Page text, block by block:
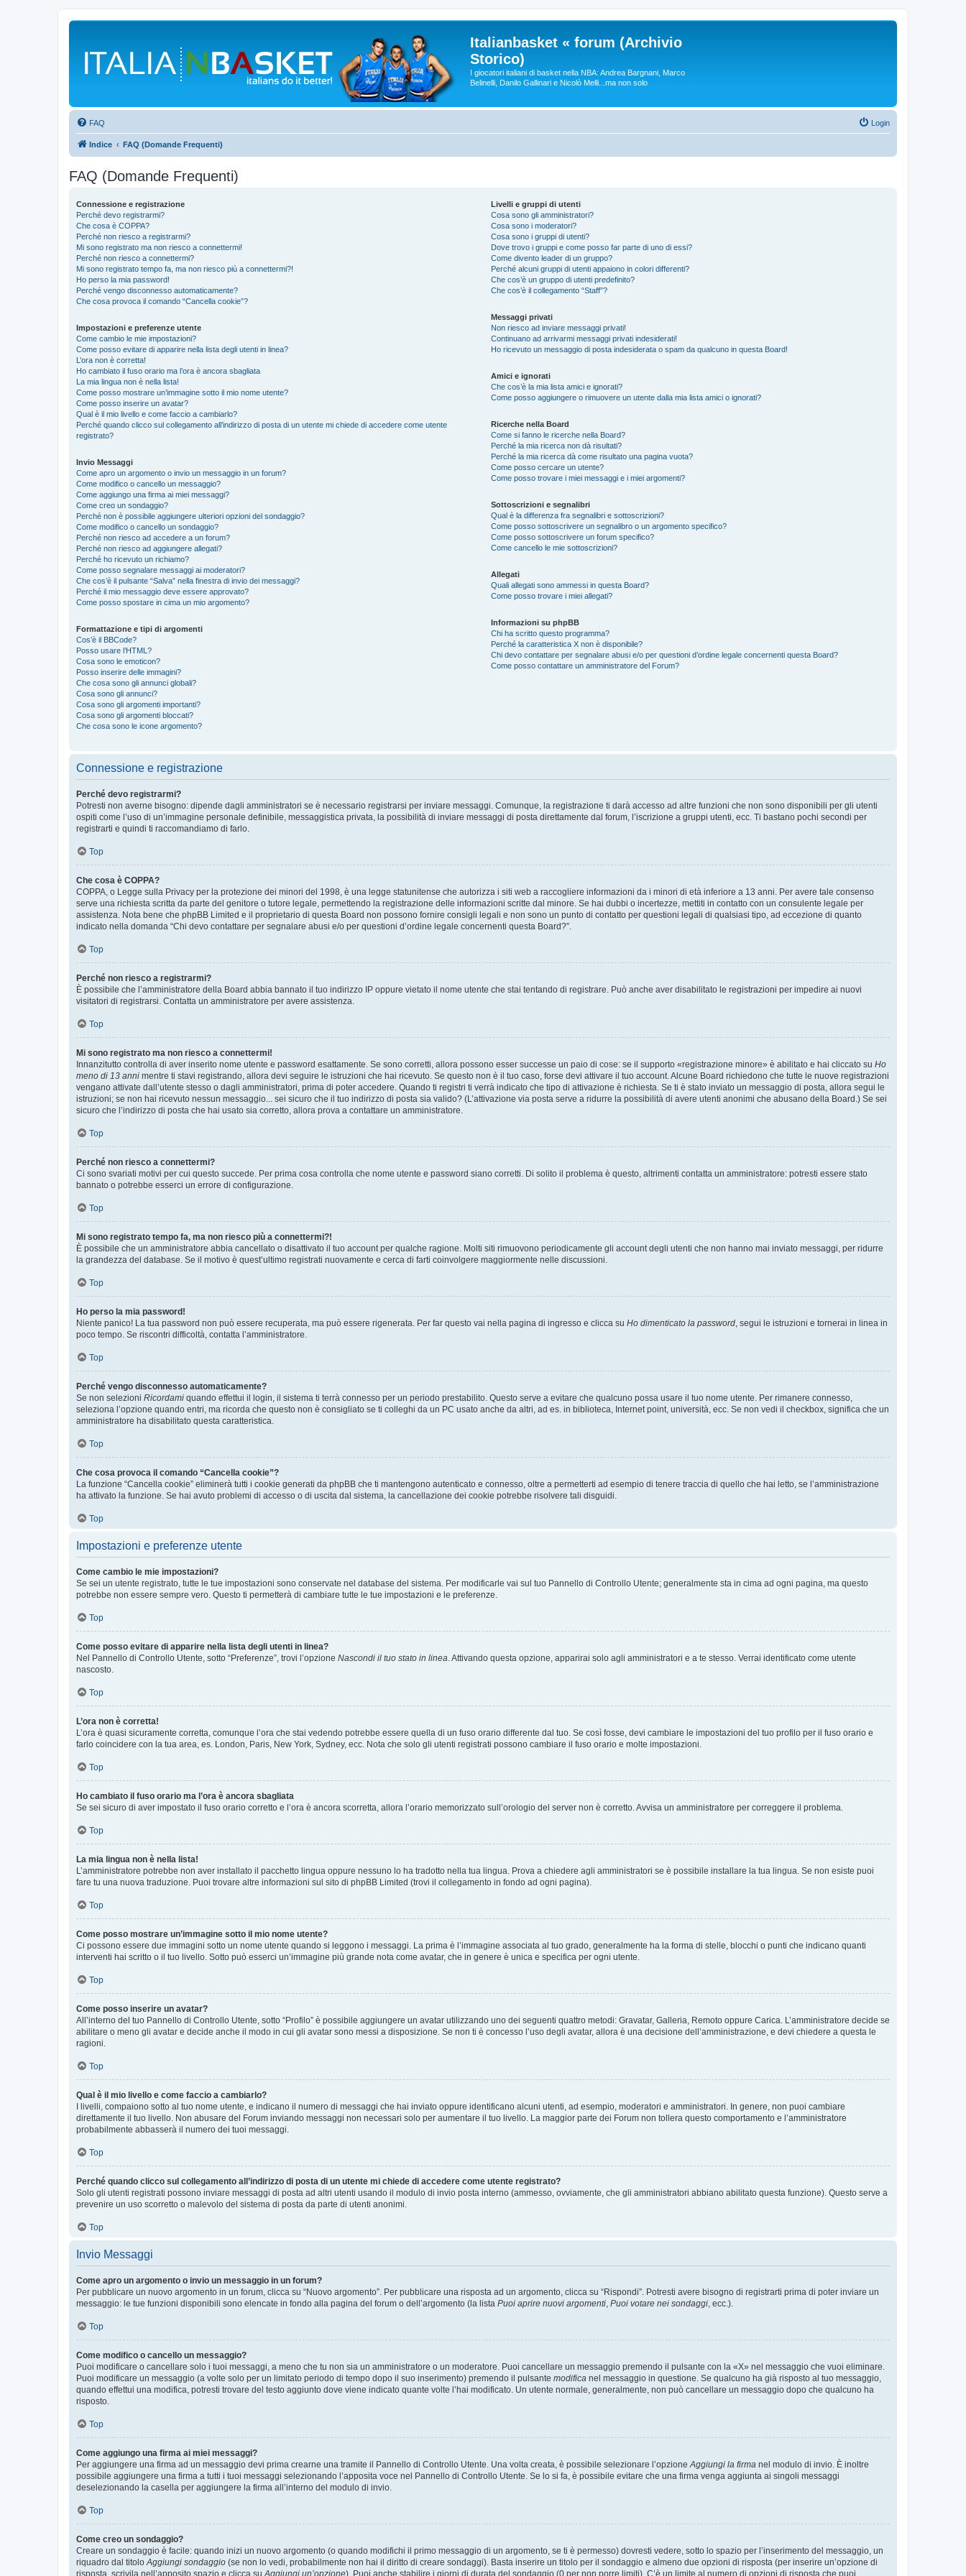
Italianbasket « forum (Archivio
Storico)
I giocatori italiani di basket nella NBA: Andrea Bargnani, Marco
Belinelli, Danilo Gallinari e Nicolò Melli...ma non solo
FAQ Login
Indice FAQ (Domande Frequenti)
FAQ (Domande Frequenti)
Connessione e registrazione
Perché devo registrarmi?
Che cosa è COPPA?
Perché non riesco a registrarmi?
Mi sono registrato ma non riesco a connettermi!
Perché non riesco a connettermi?
Mi sono registrato tempo fa, ma non riesco più a connettermi?!
Ho perso la mia password!
Perché vengo disconnesso automaticamente?
Che cosa provoca il comando “Cancella cookie”?
Impostazioni e preferenze utente
Come cambio le mie impostazioni?
Come posso evitare di apparire nella lista degli utenti in linea?
L’ora non è corretta!
Ho cambiato il fuso orario ma l’ora è ancora sbagliata
La mia lingua non è nella lista!
Come posso mostrare un’immagine sotto il mio nome utente?
Come posso inserire un avatar?
Qual è il mio livello e come faccio a cambiarlo?
Perché quando clicco sul collegamento all’indirizzo di posta di un utente mi chiede di accedere come utente
registrato?
Invio Messaggi
Come apro un argomento o invio un messaggio in un forum?
Come modifico o cancello un messaggio?
Come aggiungo una firma ai miei messaggi?
Come creo un sondaggio?
Perché non è possibile aggiungere ulteriori opzioni del sondaggio?
Come modifico o cancello un sondaggio?
Perché non riesco ad accedere a un forum?
Perché non riesco ad aggiungere allegati?
Perché ho ricevuto un richiamo?
Come posso segnalare messaggi ai moderatori?
Che cos’è il pulsante “Salva” nella finestra di invio dei messaggi?
Perché il mio messaggio deve essere approvato?
Come posso spostare in cima un mio argomento?
Formattazione e tipi di argomenti
Cos’è il BBCode?
Posso usare l’HTML?
Cosa sono le emoticon?
Posso inserire delle immagini?
Che cosa sono gli annunci globali?
Cosa sono gli annunci?
Cosa sono gli argomenti importanti?
Cosa sono gli argomenti bloccati?
Che cosa sono le icone argomento?
Livelli e gruppi di utenti
Cosa sono gli amministratori?
Cosa sono i moderatori?
Cosa sono i gruppi di utenti?
Dove trovo i gruppi e come posso far parte di uno di essi?
Come divento leader di un gruppo?
Perché alcuni gruppi di utenti appaiono in colori differenti?
Che cos’è un gruppo di utenti predefinito?
Che cos’è il collegamento “Staff”?
Messaggi privati
Non riesco ad inviare messaggi privati!
Continuano ad arrivarmi messaggi privati indesiderati!
Ho ricevuto un messaggio di posta indesiderata o spam da qualcuno in questa Board!
Amici e ignorati
Che cos’è la mia lista amici e ignorati?
Come posso aggiungere o rimuovere un utente dalla mia lista amici o ignorati?
Ricerche nella Board
Come si fanno le ricerche nella Board?
Perché la mia ricerca non dà risultati?
Perché la mia ricerca dà come risultato una pagina vuota?
Come posso cercare un utente?
Come posso trovare i miei messaggi e i miei argomenti?
Sottoscrizioni e segnalibri
Qual è la differenza fra segnalibri e sottoscrizioni?
Come posso sottoscrivere un segnalibro o un argomento specifico?
Come posso sottoscrivere un forum specifico?
Come cancello le mie sottoscrizioni?
Allegati
Quali allegati sono ammessi in questa Board?
Come posso trovare i miei allegati?
Informazioni su phpBB
Chi ha scritto questo programma?
Perché la caratteristica X non è disponibile?
Chi devo contattare per segnalare abusi e/o per questioni d’ordine legale concernenti questa Board?
Come posso contattare un amministratore del Forum?
Connessione e registrazione
Perché devo registrarmi?
Potresti non averne bisogno: dipende dagli amministratori se è necessario registrarsi per inviare messaggi. Comunque, la registrazione ti darà accesso ad altre funzioni che non sono disponibili per gli utenti
ospiti come l’uso di un’immagine personale definibile, messaggistica privata, la possibilità di inviare messaggi di posta direttamente dal forum, l’iscrizione a gruppi utenti, ecc. Ti bastano pochi secondi per
registrarti e quindi ti raccomandiamo di farlo.
Top
Che cosa è COPPA?
COPPA, o Legge sulla Privacy per la protezione dei minori del 1998, è una legge statunitense che autorizza i siti web a raccogliere informazioni da i minori di età inferiore a 13 anni. Per avere tale consenso
serve una richiesta scritta da parte del genitore o tutore legale, permettendo la registrazione delle informazioni scritte dal minore. Se hai dubbi o incertezze, mettiti in contatto con un consulente legale per
assistenza. Nota bene che phpBB Limited e il proprietario di questa Board non possono fornire consigli legali e non sono un punto di contatto per questioni legali di qualsiasi tipo, ad eccezione di quanto
indicato nella domanda “Chi devo contattare per segnalare abusi e/o per questioni d’ordine legale concernenti questa Board?”.
Top
Perché non riesco a registrarmi?
È possibile che l’amministratore della Board abbia bannato il tuo indirizzo IP oppure vietato il nome utente che stai tentando di registrare. Può anche aver disabilitato le registrazioni per impedire ai nuovi
visitatori di registrarsi. Contatta un amministratore per avere assistenza.
Top
Mi sono registrato ma non riesco a connettermi!
Innanzitutto controlla di aver inserito nome utente e password esattamente. Se sono corretti, allora possono esser successe un paio di cose: se il supporto «registrazione minore» è abilitato e hai cliccato su Ho
meno di 13 anni mentre ti stavi registrando, allora devi seguire le istruzioni che hai ricevuto. Se questo non è il tuo caso, forse devi attivare il tuo account. Alcune Board richiedono che tutte le nuove registrazioni
vengano attivate dall’utente stesso o dagli amministratori, prima di poter accedere. Quando ti registri ti verrà indicato che tipo di attivazione è richiesta. Se ti è stato inviato un messaggio di posta, allora segui le
istruzioni; se non hai ricevuto nessun messaggio... sei sicuro che il tuo indirizzo di posta sia valido? (L’attivazione via posta serve a ridurre la possibilità di avere utenti anonimi che abusano della Board.) Se sei
sicuro che l’indirizzo di posta che hai usato sia corretto, allora prova a contattare un amministratore.
Top
Perché non riesco a connettermi?
Ci sono svariati motivi per cui questo succede. Per prima cosa controlla che nome utente e password siano corretti. Di solito il problema è questo, altrimenti contatta un amministratore: potresti essere stato
bannato o potrebbe esserci un errore di configurazione.
Top
Mi sono registrato tempo fa, ma non riesco più a connettermi?!
È possibile che un amministratore abbia cancellato o disattivato il tuo account per qualche ragione. Molti siti rimuovono periodicamente gli account degli utenti che non hanno mai inviato messaggi, per ridurre
la grandezza del database. Se il motivo è quest’ultimo registrati nuovamente e cerca di farti coinvolgere maggiormente nelle discussioni.
Top
Ho perso la mia password!
Niente panico! La tua password non può essere recuperata, ma può essere rigenerata. Per far questo vai nella pagina di ingresso e clicca su Ho dimenticato la password, segui le istruzioni e tornerai in linea in
poco tempo. Se riscontri difficoltà, contatta l’amministratore.
Top
Perché vengo disconnesso automaticamente?
Se non selezioni Ricordami quando effettui il login, il sistema ti terrà connesso per un periodo prestabilito. Questo serve a evitare che qualcuno possa usare il tuo nome utente. Per rimanere connesso,
seleziona l’opzione quando entri, ma ricorda che questo non è consigliato se ti colleghi da un PC usato anche da altri, ad es. in biblioteca, Internet point, università, ecc. Se non vedi il checkbox, significa che un
amministratore ha disabilitato questa caratteristica.
Top
Che cosa provoca il comando “Cancella cookie”?
La funzione “Cancella cookie” eliminerà tutti i cookie generati da phpBB che ti mantengono autenticato e connesso, oltre a permetterti ad esempio di tenere traccia di quello che hai letto, se l’amministrazione
ha attivato la funzione. Se hai avuto problemi di accesso o di uscita dal sistema, la cancellazione dei cookie potrebbe risolvere tali disguidi.
Top
Impostazioni e preferenze utente
Come cambio le mie impostazioni?
Se sei un utente registrato, tutte le tue impostazioni sono conservate nel database del sistema. Per modificarle vai sul tuo Pannello di Controllo Utente; generalmente sta in cima ad ogni pagina, ma questo
potrebbe non essere sempre vero. Questo ti permetterà di cambiare tutte le tue impostazioni e le preferenze.
Top
Come posso evitare di apparire nella lista degli utenti in linea?
Nel Pannello di Controllo Utente, sotto “Preferenze”, trovi l’opzione Nascondi il tuo stato in linea. Attivando questa opzione, apparirai solo agli amministratori e a te stesso. Verrai identificato come utente
nascosto.
Top
L’ora non è corretta!
L’ora è quasi sicuramente corretta, comunque l’ora che stai vedendo potrebbe essere quella di un fuso orario differente dal tuo. Se così fosse, devi cambiare le impostazioni del tuo profilo per il fuso orario e
farlo coincidere con la tua area, es. London, Paris, New York, Sydney, ecc. Nota che solo gli utenti registrati possono cambiare il fuso orario e molte impostazioni.
Top
Ho cambiato il fuso orario ma l’ora è ancora sbagliata
Se sei sicuro di aver impostato il fuso orario corretto e l’ora è ancora scorretta, allora l’orario memorizzato sull’orologio del server non è corretto. Avvisa un amministratore per correggere il problema.
Top
La mia lingua non è nella lista!
L’amministratore potrebbe non aver installato il pacchetto lingua oppure nessuno lo ha tradotto nella tua lingua. Prova a chiedere agli amministratori se è possibile installare la tua lingua. Se non esiste puoi
fare tu una nuova traduzione. Puoi trovare altre informazioni sul sito di phpBB Limited (trovi il collegamento in fondo ad ogni pagina).
Top
Come posso mostrare un’immagine sotto il mio nome utente?
Ci possono essere due immagini sotto un nome utente quando si leggono i messaggi. La prima è l’immagine associata al tuo grado, generalmente ha la forma di stelle, blocchi o punti che indicano quanti
interventi hai scritto o il tuo livello. Sotto può esserci un’immagine più grande nota come avatar, che in genere è unica e specifica per ogni utente.
Top
Come posso inserire un avatar?
All’interno del tuo Pannello di Controllo Utente, sotto “Profilo” è possibile aggiungere un avatar utilizzando uno dei seguenti quattro metodi: Gravatar, Galleria, Remoto oppure Carica. L’amministratore decide se
abilitare o meno gli avatar e decide anche il modo in cui gli avatar sono messi a disposizione. Se non ti è concesso l’uso degli avatar, allora è una decisione dell’amministrazione, e devi chiedere a questa le
ragioni.
Top
Qual è il mio livello e come faccio a cambiarlo?
I livelli, compaiono sotto al tuo nome utente, e indicano il numero di messaggi che hai inviato oppure identificano alcuni utenti, ad esempio, moderatori e amministratori. In genere, non puoi cambiare
direttamente il tuo livello. Non abusare del Forum inviando messaggi non necessari solo per aumentare il tuo livello. La maggior parte dei Forum non tollera questo comportamento e l’amministratore
probabilmente abbasserà il numero dei tuoi messaggi.
Top
Perché quando clicco sul collegamento all’indirizzo di posta di un utente mi chiede di accedere come utente registrato?
Solo gli utenti registrati possono inviare messaggi di posta ad altri utenti usando il modulo di invio posta interno (ammesso, ovviamente, che gli amministratori abbiano abilitato questa funzione). Questo serve a
prevenire un uso scorretto o malevolo del sistema di posta da parte di utenti anonimi.
Top
Invio Messaggi
Come apro un argomento o invio un messaggio in un forum?
Per pubblicare un nuovo argomento in un forum, clicca su “Nuovo argomento”. Per pubblicare una risposta ad un argomento, clicca su “Rispondi”. Potresti avere bisogno di registrarti prima di poter inviare un
messaggio: le tue funzioni disponibili sono elencate in fondo alla pagina del forum o dell’argomento (la lista Puoi aprire nuovi argomenti, Puoi votare nei sondaggi, ecc.).
Top
Come modifico o cancello un messaggio?
Puoi modificare o cancellare solo i tuoi messaggi, a meno che tu non sia un amministratore o un moderatore. Puoi cancellare un messaggio premendo il pulsante con la «X» nel messaggio che vuoi eliminare.
Puoi modificare un messaggio (a volte solo per un limitato periodo di tempo dopo il suo inserimento) premendo il pulsante modifica nel messaggio in questione. Se qualcuno ha già risposto al tuo messaggio,
quando effettui una modifica, potresti trovare del testo aggiunto dove viene indicato quante volte l’hai modificato. Un utente normale, generalmente, non può cancellare un messaggio dopo che qualcuno ha
risposto.
Top
Come aggiungo una firma ai miei messaggi?
Per aggiungere una firma ad un messaggio devi prima crearne una tramite il Pannello di Controllo Utente. Una volta creata, è possibile selezionare l’opzioneAggiungi la firma nel modulo di invio. È inoltre
possibile aggiungere una firma a tutti i tuoi messaggi selezionando l’apposita voce nel Pannello di Controllo Utente. Se lo si fa, è possibile evitare che una firma venga aggiunta ai singoli messaggi
deselezionando la casella per aggiungere la firma all’interno del modulo di invio.
Top
Come creo un sondaggio?
Creare un sondaggio è facile: quando inizi un nuovo argomento (o quando modifichi il primo messaggio di un argomento, se ti è permesso) dovresti vedere, sotto lo spazio per l’inserimento del messaggio, un
riquadro dal titoloAggiungi sondaggio (se non lo vedi, probabilmente non hai il diritto di creare sondaggi). Basta inserire un titolo per il sondaggio e almeno due opzioni di risposta (per inserire un’opzione di
risposta, scrivila nell’apposito spazio e clicca su Aggiungi un’opzione). Puoi anche stabilire i giorni di durata del sondaggio (0 per non porre limiti). C’è un limite al numero di opzioni di risposta che puoi